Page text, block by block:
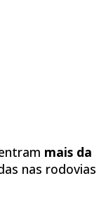
mais da
nas rodovias